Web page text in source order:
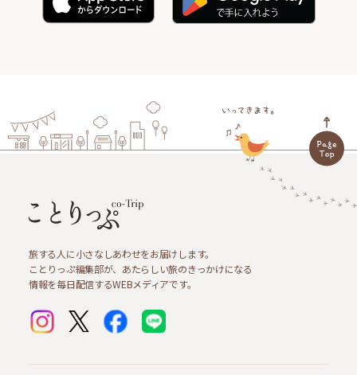
旅する人に小さなしあわせをお届けします。
ことりっぷ編集部が、あたらしい旅のきっかけになる
情報を毎日配信するWEBメディアです。